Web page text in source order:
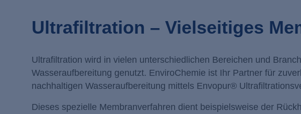
Ultrafiltration – Vielseitiges
Ultrafiltration wird in vielen unterschiedlichen Bereichen und
Wasseraufbereitung genutzt. EnviroChemie ist Ihr Partner für
nachhaltigen Wasseraufbereitung mittels Envopur®
Dieses spezielle Membranverfahren dient beispielsweise der